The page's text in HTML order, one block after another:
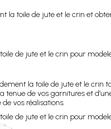
toile de jute et le crin et
de jute et le crin pour
la toile de jute et le crin
tenue de vos garnitures et
vos réalisations.
de jute et le crin pour